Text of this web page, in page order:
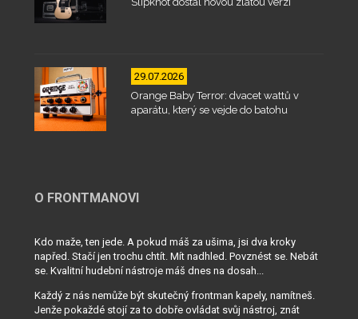
29.07.2026
Orange Baby Terror: dvacet wattů v
aparátu, který se vejde do batohu
O FRONTMANOVI
Kdo maže, ten jede. A pokud máš za ušima, jsi dva kroky
napřed. Stačí jen trochu chtít. Mít nadhled. Povznést se. Nebát
se. Kvalitní hudební nástroje máš dnes na dosah...
Každý z nás nemůže být skutečný frontman kapely, namítneš.
Jenže pokaždé stojí za to dobře ovládat svůj nástroj, znát